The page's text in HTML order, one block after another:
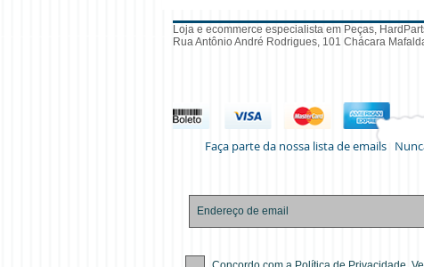
Loja e ecommerce especialista em Peças,
Rua Antônio André Rodrigues, 101 Chácara
Faça parte da nossa lista de emails